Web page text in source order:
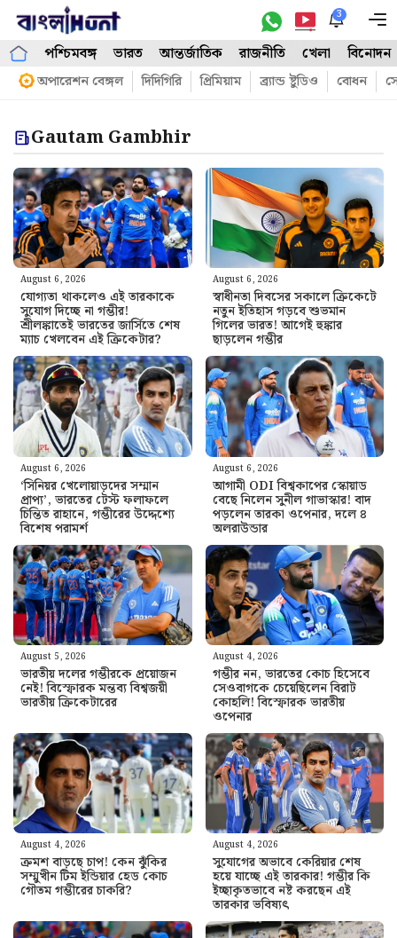
Skip
content
3
পশ্চিমবঙ্গ ভারত আন্তর্জাতিক রাজনীতি খেলা বিনোদন
অপারেশন বেঙ্গল দিদিগিরি প্রিমিয়াম ব্র্যান্ড ষ্টুডিও বোধন
Gautam Gambhir
August 6, 2026
যোগ্যতা থাকলেও এই তারকাকে
সুযোগ দিচ্ছে না গম্ভীর!
শ্রীলঙ্কাতেই ভারতের জার্সিতে শেষ
ম্যাচ খেলবেন এই ক্রিকেটার?
August 6, 2026
স্বাধীনতা দিবসের সকালে ক্রিকেটে
নতুন ইতিহাস গড়বে শুভমান
গিলের ভারত! আগেই হুঙ্কার
ছাড়লেন গম্ভীর
August 6, 2026
‘সিনিয়র খেলোয়াড়দের সম্মান
প্রাপ্য’, ভারতের টেস্ট ফলাফলে
চিন্তিত রাহানে, গম্ভীরের উদ্দেশ্যে
বিশেষ পরামর্শ
August 6, 2026
আগামী ODI বিশ্বকাপের স্কোয়াড
বেছে নিলেন সুনীল গাভাস্কার! বাদ
পড়লেন তারকা ওপেনার, দলে ৪
অলরাউন্ডার
August 5, 2026
ভারতীয় দলের গম্ভীরকে প্রয়োজন
নেই! বিস্ফোরক মন্তব্য বিশ্বজয়ী
ভারতীয় ক্রিকেটারের
August 4, 2026
গম্ভীর নন, ভারতের কোচ হিসেবে
সেওবাগকে চেয়েছিলেন বিরাট
কোহলি! বিস্ফোরক ভারতীয়
ওপেনার
August 4, 2026
ক্রমশ বাড়ছে চাপ! কেন ঝুঁকির
সম্মুখীন টিম ইন্ডিয়ার হেড কোচ
গৌতম গম্ভীরের চাকরি?
August 4, 2026
সুযোগের অভাবে কেরিয়ার শেষ
হয়ে যাচ্ছে এই তারকার! গম্ভীর কি
ইচ্ছাকৃতভাবে নষ্ট করছেন এই
তারকার ভবিষ্যৎ